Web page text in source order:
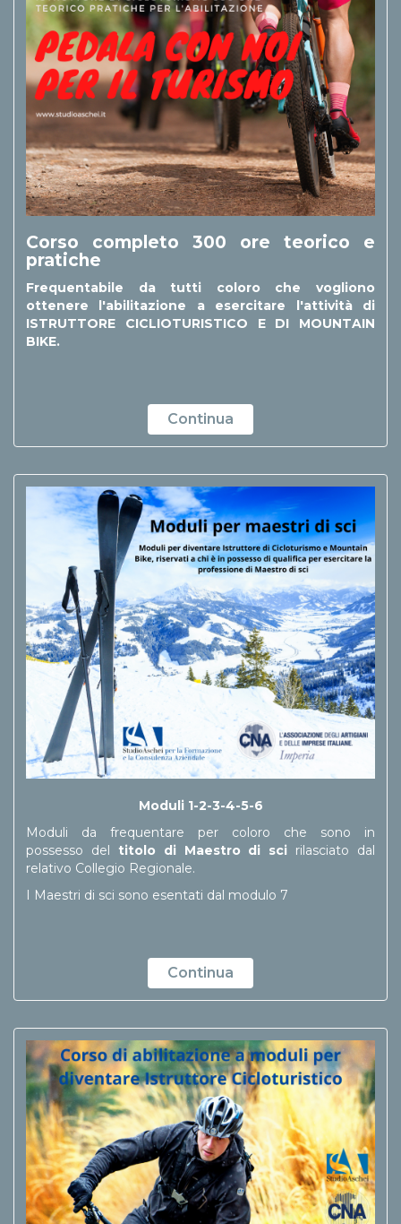
Corso completo 300 ore teorico e
pratiche
Frequentabile da tutti coloro che vogliono
ottenere l'abilitazione a esercitare l'attività di
ISTRUTTORE CICLIOTURISTICO E DI MOUNTAIN
BIKE.
Continua
Moduli 1-2-3-4-5-6
Moduli da frequentare per coloro che sono in
possesso del titolo di Maestro di sci rilasciato dal
relativo Collegio Regionale.
I Maestri di sci sono esentati dal modulo 7
Continua